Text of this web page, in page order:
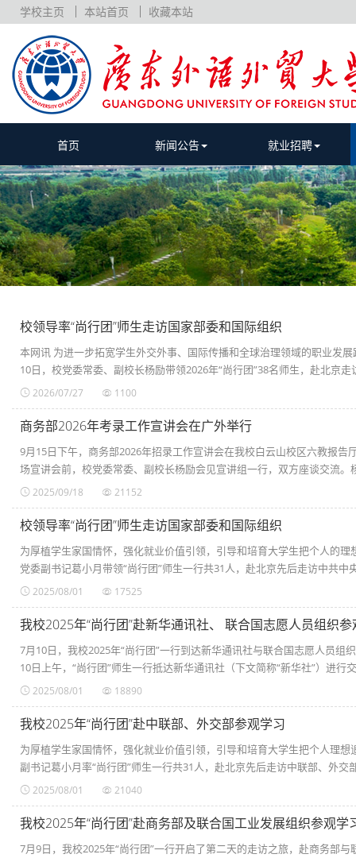
学校主页 本站首页 收藏本站
首页 新闻公告 就业招聘
校领导率“尚行团”师生走访国家部委和国际组织
本网讯 为进一步拓宽学生外交外事、国际传播和全球治理领域的职业发
10日，校党委常委、副校长杨励带领2026年“尚行团”38名师生，赴北京走
2026/07/27 1100
商务部2026年考录工作宣讲会在广外举行
9月15日下午，商务部2026年招录工作宣讲会在我校白云山校区六教报
场宣讲会前，校党委常委、副校长杨励会见宣讲组一行，双方座谈交流。
2025/09/18 21152
校领导率“尚行团”师生走访国家部委和国际组织
为厚植学生家国情怀，强化就业价值引领，引导和培育大学生把个人的
党委副书记葛小月带领“尚行团”师生一行共31人，赴北京先后走访中共中
2025/08/01 17525
我校2025年“尚行团”赴新华通讯社、 联合国志愿人员组织
7月10日，我校2025年“尚行团”一行到达新华通讯社与联合国志愿人员
10日上午，“尚行团”师生一行抵达新华通讯社（下文简称“新华社”）进行
2025/08/01 18890
我校2025年“尚行团”赴中联部、外交部参观学习
为厚植学生家国情怀，强化就业价值引领，引导和培育大学生把个人理
副书记葛小月率“尚行团”师生一行共31人，赴北京先后走访中联部、外交
2025/08/01 21040
我校2025年“尚行团”赴商务部及联合国工业发展组织参观学
7月9日，我校2025年“尚行团”一行开启了第二天的走访之旅，赴商务部